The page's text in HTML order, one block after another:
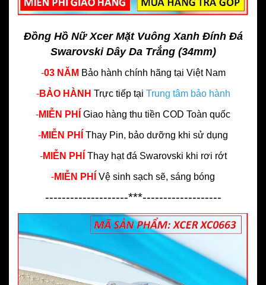
Đồng Hồ Nữ Xcer Mặt Vuông Xanh Đính Đá
Swarovski Dây Da Trắng (34mm)
-03 NĂM Bảo hành chính hãng tại Việt Nam
-BẢO HÀNH Trực tiếp tại Trung tâm bảo hành
-MIỄN PHÍ Giao hàng thu tiền COD Toàn quốc
-MIỄN PHÍ Thay Pin, bảo dưỡng khi sử dụng
-MIỄN PHÍ Thay hạt đá Swarovski khi rơi rớt
-MIỄN PHÍ Vệ sinh sạch sẽ, sáng bóng
--------------------***-------------------